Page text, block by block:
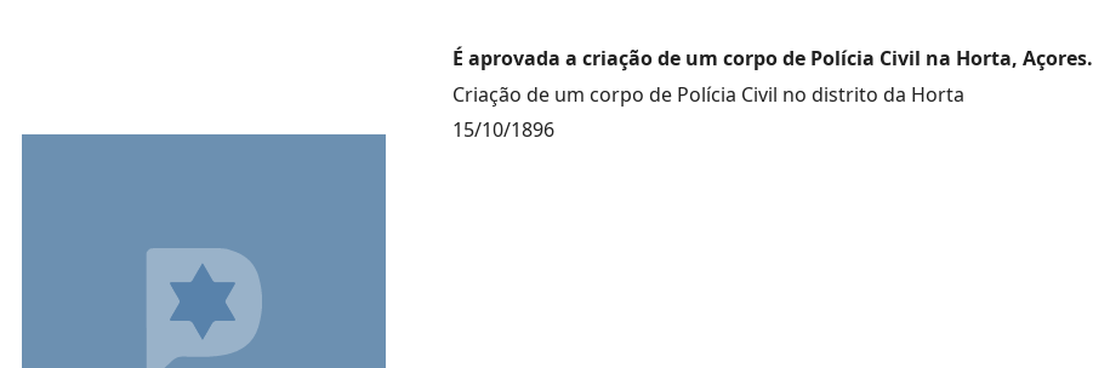
É aprovada a criação de um corpo de Polícia Civil na Horta, Açores.
Criação de um corpo de Polícia Civil no distrito da Horta
15/10/1896